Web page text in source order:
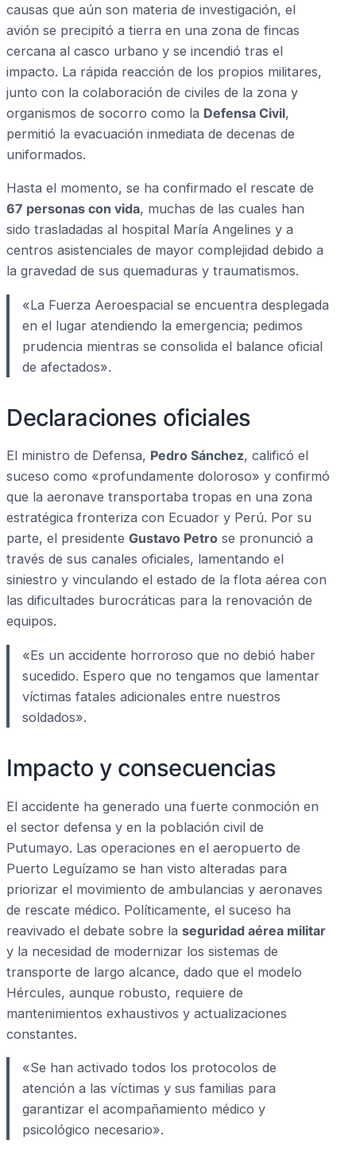
causas que aún son materia de investigación, el
avión se precipitó a tierra en una zona de fincas
cercana al casco urbano y se incendió tras el
impacto. La rápida reacción de los propios militares,
junto con la colaboración de civiles de la zona y
organismos de socorro como la Defensa Civil,
permitió la evacuación inmediata de decenas de
uniformados.
Hasta el momento, se ha confirmado el rescate de
67 personas con vida, muchas de las cuales han
sido trasladadas al hospital María Angelines y a
centros asistenciales de mayor complejidad debido a
la gravedad de sus quemaduras y traumatismos.
«La Fuerza Aeroespacial se encuentra desplegada
en el lugar atendiendo la emergencia; pedimos
prudencia mientras se consolida el balance oficial
de afectados».
Declaraciones oficiales
El ministro de Defensa, Pedro Sánchez, calificó el
suceso como «profundamente doloroso» y confirmó
que la aeronave transportaba tropas en una zona
estratégica fronteriza con Ecuador y Perú. Por su
parte, el presidente Gustavo Petro se pronunció a
través de sus canales oficiales, lamentando el
siniestro y vinculando el estado de la flota aérea con
las dificultades burocráticas para la renovación de
equipos.
«Es un accidente horroroso que no debió haber
sucedido. Espero que no tengamos que lamentar
víctimas fatales adicionales entre nuestros
soldados».
Impacto y consecuencias
El accidente ha generado una fuerte conmoción en
el sector defensa y en la población civil de
Putumayo. Las operaciones en el aeropuerto de
Puerto Leguízamo se han visto alteradas para
priorizar el movimiento de ambulancias y aeronaves
de rescate médico. Políticamente, el suceso ha
reavivado el debate sobre la seguridad aérea militar
y la necesidad de modernizar los sistemas de
transporte de largo alcance, dado que el modelo
Hércules, aunque robusto, requiere de
mantenimientos exhaustivos y actualizaciones
constantes.
«Se han activado todos los protocolos de
atención a las víctimas y sus familias para
garantizar el acompañamiento médico y
psicológico necesario».